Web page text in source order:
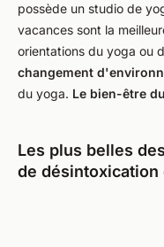
possède un studio de
vacances sont la
orientations du yoga ou
changement
du yoga. Le bien-être
Les plus belles
de désintoxication